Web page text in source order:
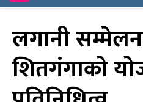
लगानी
शितगंगाको